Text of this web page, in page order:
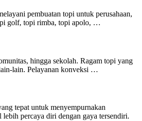
pembuatan topi untuk perusahaan,
golf, topi rimba, topi apolo, …
hingga sekolah. Ragam topi yang
lain. Pelayanan konveksi …
tepat untuk menyempurnakan
percaya diri dengan gaya tersendiri.